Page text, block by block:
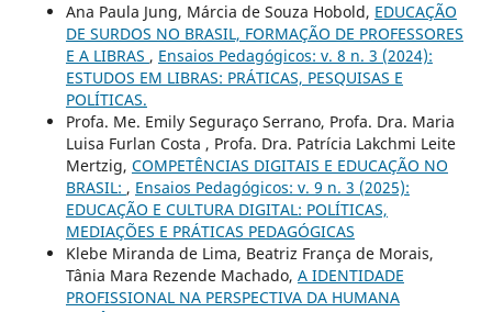
Ana Paula Jung, Márcia de Souza Hobold, EDUCAÇÃO
DE SURDOS NO BRASIL, FORMAÇÃO DE PROFESSORES
E A LIBRAS , Ensaios Pedagógicos: v. 8 n. 3 (2024):
ESTUDOS EM LIBRAS: PRÁTICAS, PESQUISAS E
POLÍTICAS.
Profa. Me. Emily Seguraço Serrano, Profa. Dra. Maria
Luisa Furlan Costa , Profa. Dra. Patrícia Lakchmi Leite
Mertzig, COMPETÊNCIAS DIGITAIS E EDUCAÇÃO NO
BRASIL: , Ensaios Pedagógicos: v. 9 n. 3 (2025):
EDUCAÇÃO E CULTURA DIGITAL: POLÍTICAS,
MEDIAÇÕES E PRÁTICAS PEDAGÓGICAS
Klebe Miranda de Lima, Beatriz França de Morais,
Tânia Mara Rezende Machado, A IDENTIDADE
PROFISSIONAL NA PERSPECTIVA DA HUMANA